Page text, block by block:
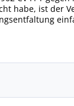
habe, ist der